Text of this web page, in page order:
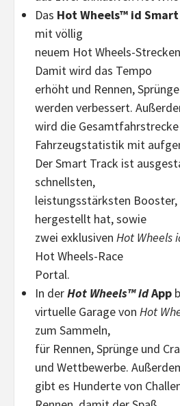
Das Hot Wheels™ id
mit völlig
neuem Hot Wheels-
Damit wird das Tempo
erhöht und Rennen,
werden verbessert.
wird die
Fahrzeugstatistik mit
Der Smart Track ist
schnellsten,
leistungsstärksten Booster,
hergestellt hat, sowie
zwei exklusiven Hot Wheels
Hot Wheels-Race
Portal.
In derHot Wheels™ idApp
virtuelle Garage von Hot
zum Sammeln,
für Rennen, Sprünge und
und Wettbewerbe.
gibt es Hunderte von